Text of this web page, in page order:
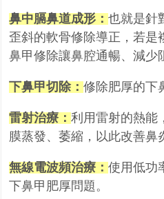
鼻中膈鼻道成形：也就是針
歪斜的軟骨修除導正，若是
鼻甲修除讓鼻腔通暢、減少
下鼻甲切除：修除肥厚的下
雷射治療：利用雷射的熱能
膜蒸發、萎縮，以此改善鼻
無線電波頻治療：使用低功
下鼻甲肥厚問題。